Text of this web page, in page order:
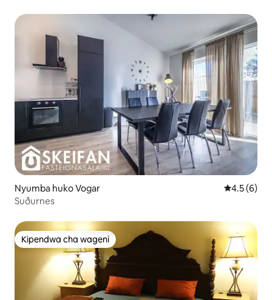
Nyumba huko Vogar Ukadiriaji
4.5 (6)
Suðurnes
Kipendwa cha wageni
Kipendwa cha wageni